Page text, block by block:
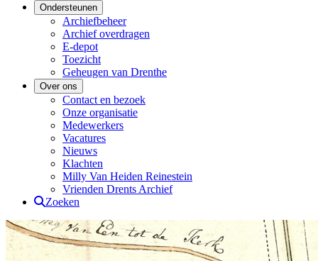
Ondersteunen
Archiefbeheer
Archief overdragen
E-depot
Toezicht
Geheugen van Drenthe
Over ons
Contact en bezoek
Onze organisatie
Medewerkers
Vacatures
Nieuws
Klachten
Milly Van Heiden Reinestein
Vrienden Drents Archief
Zoeken